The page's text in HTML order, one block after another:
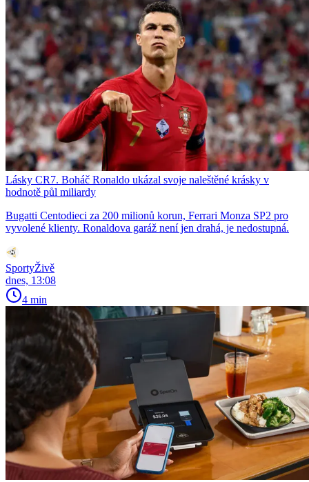
Lásky CR7. Boháč Ronaldo ukázal svoje naleštěné krásky v
hodnotě půl miliardy
Bugatti Centodieci za 200 milionů korun, Ferrari Monza SP2 pro
vyvolené klienty. Ronaldova garáž není jen drahá, je nedostupná.
SportyŽivě
dnes, 13:08
4 min